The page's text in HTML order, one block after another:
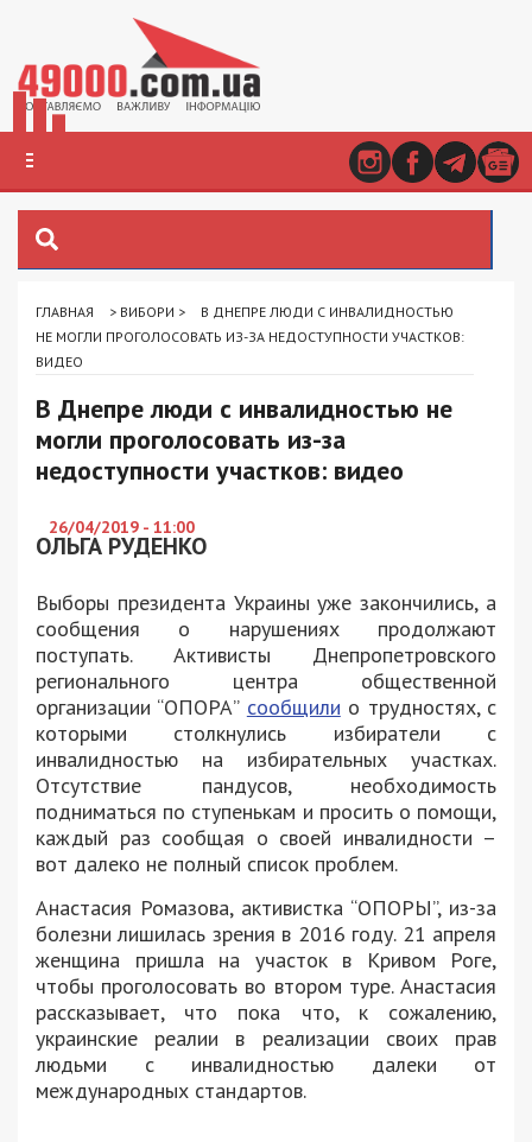
ГЛАВНАЯ > ВИБОРИ >
В ДНЕПРЕ ЛЮДИ С ИНВАЛИДНОСТЬЮ
НЕ МОГЛИ ПРОГОЛОСОВАТЬ ИЗ-ЗА НЕДОСТУПНОСТИ УЧАСТКОВ:
ВИДЕО
В Днепре люди с инвалидностью не
могли проголосовать из-за
недоступности участков: видео
26/04/2019 - 11:00
ОЛЬГА РУДЕНКО
Выборы президента Украины уже закончились, а
сообщения о нарушениях продолжают
поступать. Активисты Днепропетровского
регионального центра общественной
организации “ОПОРА” сообщили о трудностях, с
которыми столкнулись избиратели с
инвалидностью на избирательных участках.
Отсутствие пандусов, необходимость
подниматься по ступенькам и просить о помощи,
каждый раз сообщая о своей инвалидности –
вот далеко не полный список проблем.
Анастасия Ромазова, активистка “ОПОРЫ”, из-за
болезни лишилась зрения в 2016 году. 21 апреля
женщина пришла на участок в Кривом Роге,
чтобы проголосовать во втором туре. Анастасия
рассказывает, что пока что, к сожалению,
украинские реалии в реализации своих прав
людьми с инвалидностью далеки от
международных стандартов.